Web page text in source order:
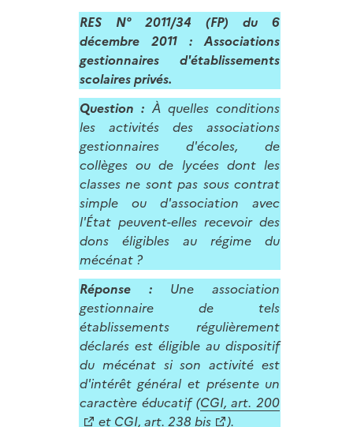
RES N° 2011/34 (FP) du 6
décembre 2011 : Associations
gestionnaires d'établissements
scolaires privés.
Question : À quelles conditions
les activités des associations
gestionnaires d'écoles, de
collèges ou de lycées dont les
classes ne sont pas sous contrat
simple ou d'association avec
l'État peuvent-elles recevoir des
dons éligibles au régime du
mécénat ?
Réponse :Une association
gestionnaire de tels
établissements régulièrement
déclarés est éligible au dispositif
du mécénat si son activité est
d'intérêt général et présente un
caractère éducatif (CGI, art. 200
et CGI, art. 238 bis ).